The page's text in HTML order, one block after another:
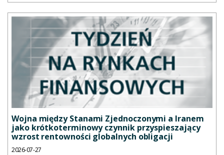
Wojna między Stanami Zjednoczonymi a Iranem
jako krótkoterminowy czynnik przyspieszający
wzrost rentowności globalnych obligacji
2026-07-27